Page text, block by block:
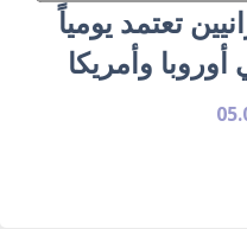
تعتمد يومياً
وأمريكا